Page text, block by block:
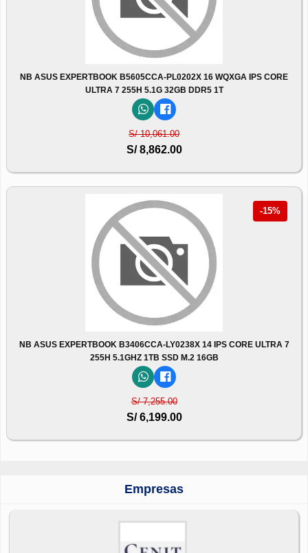
NB ASUS EXPERTBOOK B5605CCA-PL0202X 16 WQXGA IPS CORE
ULTRA 7 255H 5.1G 32GB DDR5 1T
S/ 10,061.00
S/ 8,862.00
-15%
NB ASUS EXPERTBOOK B3406CCA-LY0238X 14 IPS CORE ULTRA 7
255H 5.1GHZ 1TB SSD M.2 16GB
S/ 7,255.00
S/ 6,199.00
Empresas